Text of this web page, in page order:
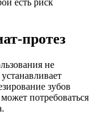
есть риск
протез
не
зубов
потребоваться